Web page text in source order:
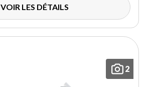
VOIR LES DÉTAILS
2